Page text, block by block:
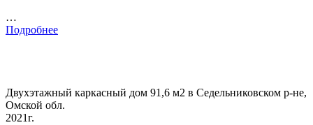
…
Подробнее
Двухэтажный каркасный дом 91,6 м2 в Седельниковском р-не,
Омской обл.
2021г.